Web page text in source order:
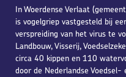
In Woerdense Verlaat
is vogelgriep vastgesteld bij
verspreiding van het virus te
Landbouw, Visserij,
circa 40 kippen en 110
door de Nederlandse